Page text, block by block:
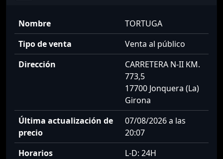
Nombre
TORTUGA
Tipo de venta
Venta al público
Dirección
CARRETERA N-II KM.
773,5
17700 Jonquera (La)
Girona
Última actualización de
precio
07/08/2026 a las
20:07
Horarios
L-D: 24H